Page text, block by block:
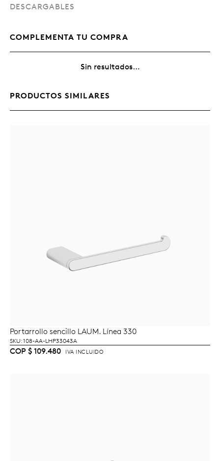
DESCARGABLES
COMPLEMENTA TU COMPRA
Sin resultados…
PRODUCTOS SIMILARES
AÑADIR AL CARRITO
Portarrollo sencillo LAUM. Línea 330
SKU: 108-AA-LHP33043A
COP $ 109.480 IVA INCLUIDO